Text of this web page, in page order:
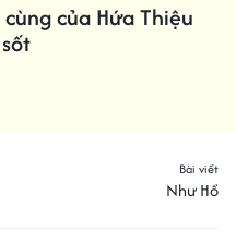
của Hứa Thiệu
Bài viết
Như Hồ